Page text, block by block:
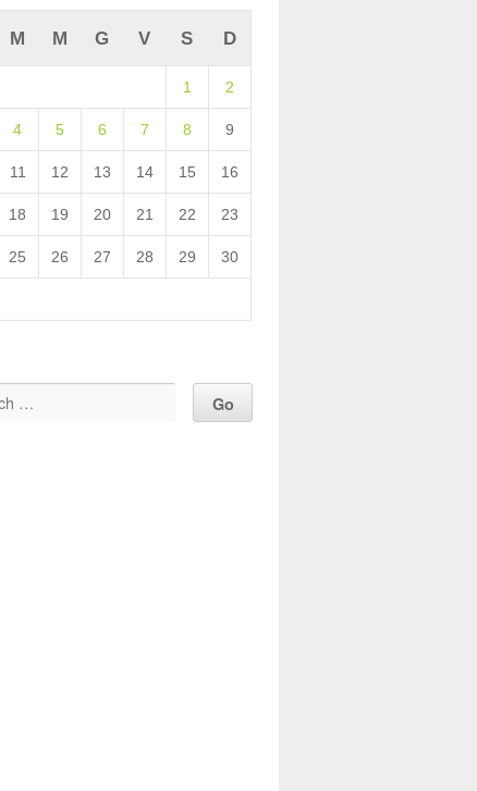
M M G V S D
1 2
4 5 6 7 8 9
11 12 13 14 15 16
18 19 20 21 22 23
25 26 27 28 29 30